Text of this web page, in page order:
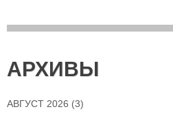
АРХИВЫ
АВГУСТ 2026 (3)